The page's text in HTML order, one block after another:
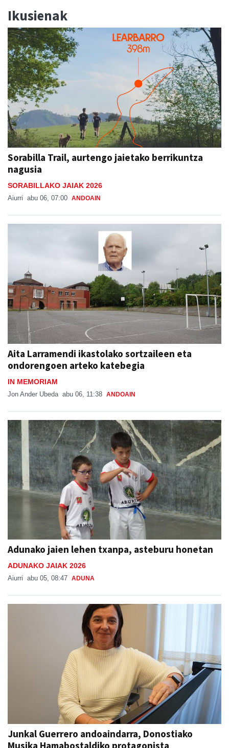
Ikusienak
Sorabilla Trail, aurtengo jaietako berrikuntza
nagusia
SORABILLAKO JAIAK 2026
Aiurri abu 06, 07:00 ANDOAIN
Aita Larramendi ikastolako sortzaileen eta
ondorengoen arteko katebegia
IN MEMORIAM
Jon Ander Ubeda abu 06, 11:38 ANDOAIN
Adunako jaien lehen txanpa, asteburu honetan
ADUNAKO JAIAK 2026
Aiurri abu 05, 08:47 ADUNA
Junkal Guerrero andoaindarra, Donostiako
Musika Hamabostaldiko protagonista